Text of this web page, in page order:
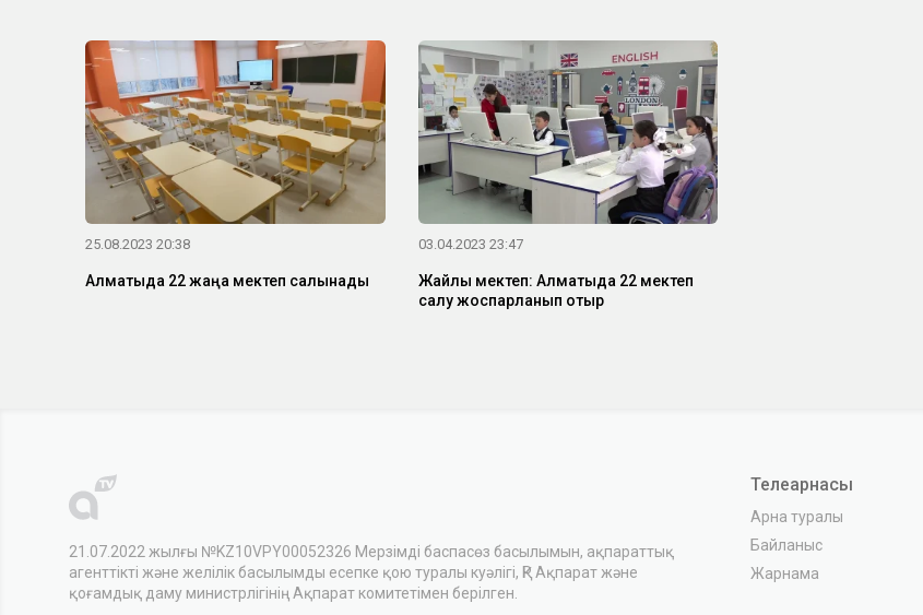
25.08.2023 20:38
Алматыда 22 жаңа мектеп салынады
03.04.2023 23:47
Жайлы мектеп: Алматыда 22 мектеп
салу жоспарланып отыр
21.07.2022 жылғы №KZ10VPY00052326 Мерзімді баспасөз басылымын, ақпараттық
агенттікті және желілік басылымды есепке қою туралы куәлігі, ҚР Ақпарат және
қоғамдық даму министрлігінің Ақпарат комитетімен берілген.
Телеарнасы
Арна туралы
Байланыс
Жарнама